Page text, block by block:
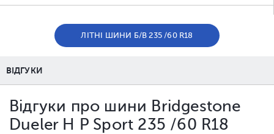
ЛІТНІ ШИНИ Б/В 235 /60 R18
ВІДГУКИ
Відгуки про шини Bridgestone
Dueler H P Sport 235 /60 R18